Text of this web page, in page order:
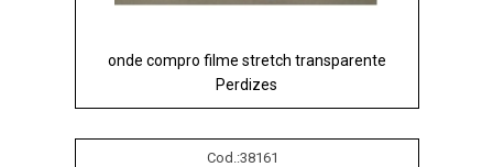
onde compro filme stretch transparente
Perdizes
Cod.:38161